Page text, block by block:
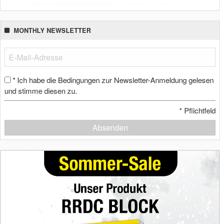
MONTHLY NEWSLETTER
* Ich habe die Bedingungen zur Newsletter-Anmeldung gelesen
und stimme diesen zu.
* Pflichtfeld
Absenden